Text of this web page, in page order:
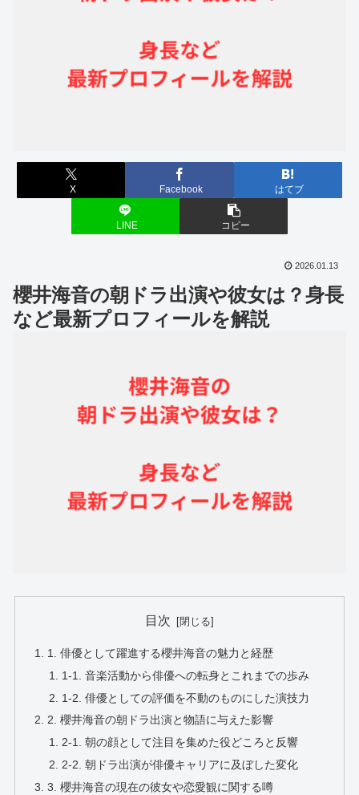
X Facebook はてブ
LINE コピー
2026.01.13
櫻井海音の朝ドラ出演や彼女は？身長
など最新プロフィールを解説
目次
1. 俳優として躍進する櫻井海音の魅力と経歴
1-1. 音楽活動から俳優への転身とこれまでの歩み
1-2. 俳優としての評価を不動のものにした演技力
2. 櫻井海音の朝ドラ出演と物語に与えた影響
2-1. 朝の顔として注目を集めた役どころと反響
2-2. 朝ドラ出演が俳優キャリアに及ぼした変化
3. 櫻井海音の現在の彼女や恋愛観に関する噂